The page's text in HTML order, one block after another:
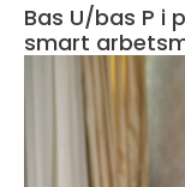
Bas U/bas P i
smart